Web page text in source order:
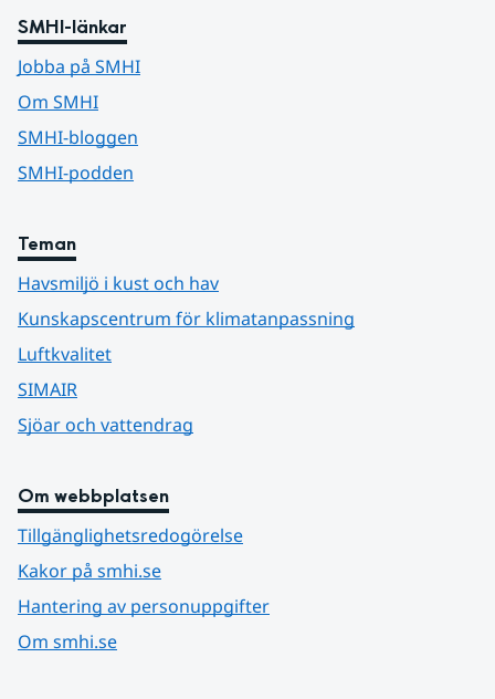
SMHI-länkar
Jobba på SMHI
Om SMHI
SMHI-bloggen
SMHI-podden
Teman
Havsmiljö i kust och hav
Kunskapscentrum för klimatanpassning
Luftkvalitet
SIMAIR
Sjöar och vattendrag
Om webbplatsen
Tillgänglighetsredogörelse
Kakor på smhi.se
Hantering av personuppgifter
Om smhi.se